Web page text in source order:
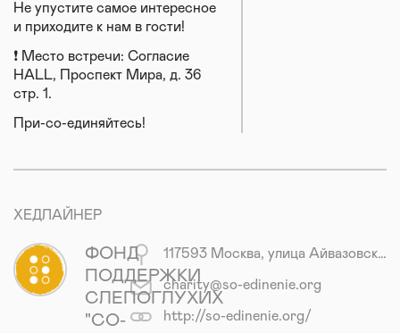
Не упустите самое интересное
и приходите к нам в гости!
❗️ Место встречи: Согласие
HALL, Проспект Мира, д. 36
стр. 1.
При-со-единяйтесь!
ХЕДЛАЙНЕР
117593 Москва, улица Айвазовского, дом 6, корп. 2
charity@so-edinenie.org
http://so-edinenie.org/
ФОНД
ПОДДЕРЖКИ
СЛЕПОГЛУХИХ
"СО-